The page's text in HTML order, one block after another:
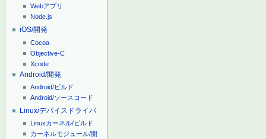
Webアプリ
Node.js
iOS/開発
Cocoa
Objective-C
Xcode
Android/開発
Android/ビルド
Android/ソースコード
Linux/デバイスドライバ
Linuxカーネル/ビルド
カーネルモジュール/開